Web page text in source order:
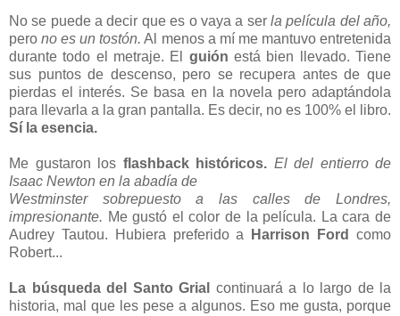
No se puede a decir que es o vaya a ser la película del año,
perono es un tostón. Al menos a mí me mantuvo entretenida
durante todo el metraje. El guión está bien llevado. Tiene
sus puntos de descenso, pero se recupera antes de que
pierdas el interés. Se basa en la novela pero adaptándola
para llevarla a la gran pantalla. Es decir, no es 100% el libro.
Sí la esencia.
Me gustaron los flashback históricos. El del entierro de
Isaac Newton en la abadía de
Westminster sobrepuesto a las calles de Londres,
impresionante. Me gustó el color de la película. La cara de
Audrey Tautou. Hubiera preferido a
Harrison Ford
como
Robert...
La búsqueda del Santo Grial
continuará a lo largo de la
historia, mal que les pese a algunos. Eso me gusta, porque